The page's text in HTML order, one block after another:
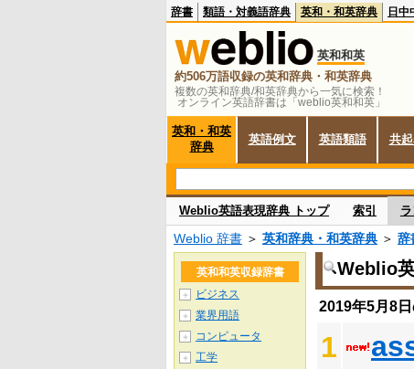
複数の英和辞典/和英辞典から一気に検索！
オンライン英語辞書は「weblio英和和英」
辞書 類語・対義語辞典 英和・和英辞典 日中
英和和英
約506万語収録の英和辞典・和英辞典
英和・和英
辞典
英語例文 英語類語 共
Weblio英語表現辞典 トップ 索引
Weblio 辞書 ＞ 英和辞典・和英辞典 ＞ 辞
Weblio
2019年5月8
1
英和和英収録辞書
＋ ビジネス
＋ 業界用語
＋ コンピュータ
＋ 工学